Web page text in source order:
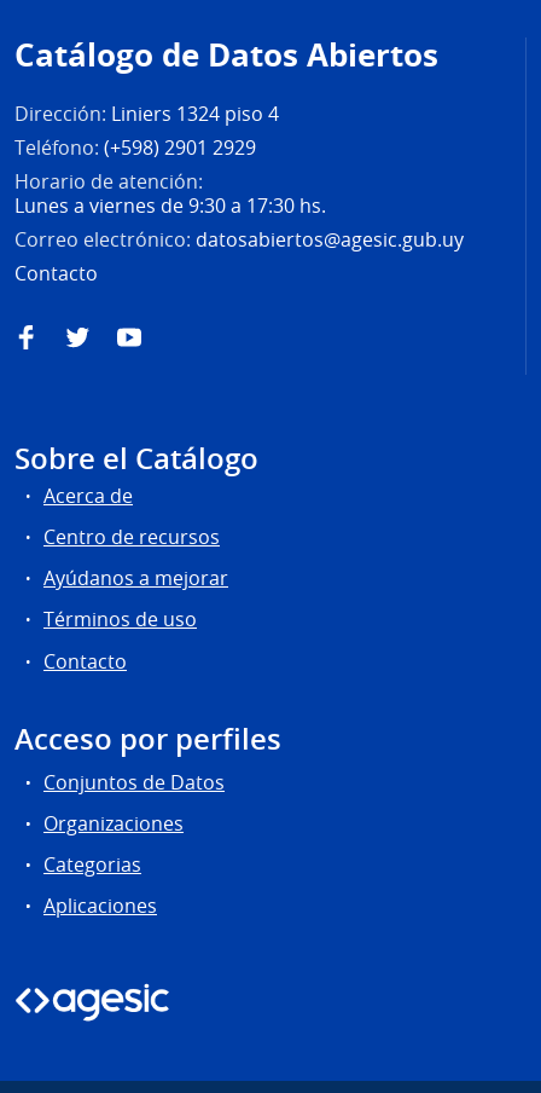
de
página
Catálogo de Datos Abiertos
Dirección: Liniers 1324 piso 4
Teléfono: (+598) 2901 2929
Horario de atención:
Lunes a viernes de 9:30 a 17:30 hs.
Correo electrónico: datosabiertos@agesic.gub.uy
Contacto
FacebookTwitterYouTube
Sobre el Catálogo
Acerca de
Centro de recursos
Ayúdanos a mejorar
Términos de uso
Contacto
Acceso por perfiles
Conjuntos de Datos
Organizaciones
Categorias
Aplicaciones